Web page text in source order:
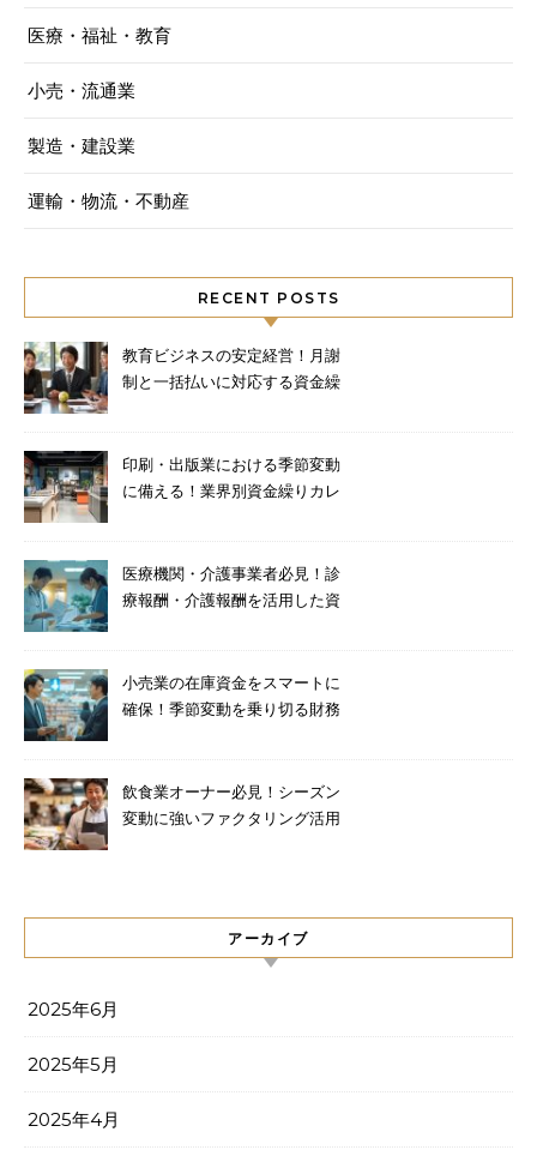
医療・福祉・教育
小売・流通業
製造・建設業
運輸・物流・不動産
RECENT POSTS
教育ビジネスの安定経営！月謝
制と一括払いに対応する資金繰
印刷・出版業における季節変動
に備える！業界別資金繰りカレ
医療機関・介護事業者必見！診
療報酬・介護報酬を活用した資
小売業の在庫資金をスマートに
確保！季節変動を乗り切る財務
飲食業オーナー必見！シーズン
変動に強いファクタリング活用
アーカイブ
2025年6月
2025年5月
2025年4月